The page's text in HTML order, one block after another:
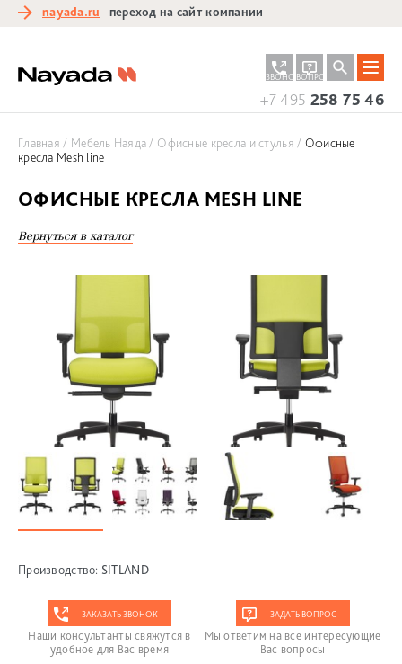
nayada.ru переход на сайт компании
ЗАКАЗАТЬ
ЗВОНОК
ЗАДАТЬ
ВОПРОС
+7 495 258 75 46
Главная Мебель Наяда Офисные кресла и стулья
Офисные
кресла Mesh line
ОФИСНЫЕ КРЕСЛА MESH LINE
Вернуться в каталог
Производство: SITLAND
Наши консультанты свяжутся в
удобное для Вас время
ЗАКАЗАТЬ ЗВОНОК
Мы ответим на все интересующие
Вас вопросы
ЗАДАТЬ ВОПРОС